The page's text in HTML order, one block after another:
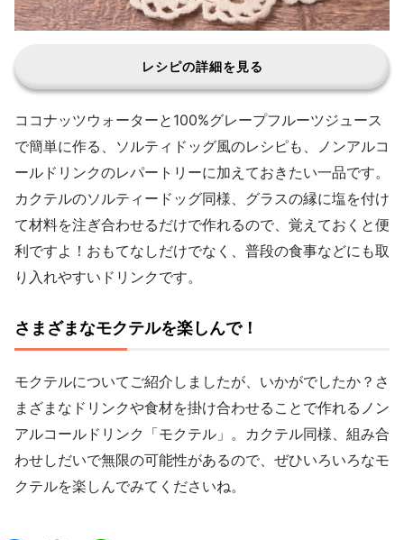
レシピの詳細を見る
ココナッツウォーターと100%グレープフルーツジュース
で簡単に作る、ソルティドッグ風のレシピも、ノンアルコ
ールドリンクのレパートリーに加えておきたい一品です。
カクテルのソルティードッグ同様、グラスの縁に塩を付け
て材料を注ぎ合わせるだけで作れるので、覚えておくと便
利ですよ！おもてなしだけでなく、普段の食事などにも取
り入れやすいドリンクです。
さまざまなモクテルを楽しんで！
モクテルについてご紹介しましたが、いかがでしたか？さ
まざまなドリンクや食材を掛け合わせることで作れるノン
アルコールドリンク「モクテル」。カクテル同様、組み合
わせしだいで無限の可能性があるので、ぜひいろいろなモ
クテルを楽しんでみてくださいね。